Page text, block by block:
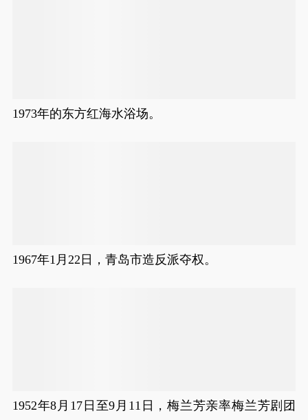
1973年的东方红海水浴场。
1967年1月22日，青岛市造反派夺权。
1952年8月17日至9月11日，梅兰芳亲率梅兰芳剧团